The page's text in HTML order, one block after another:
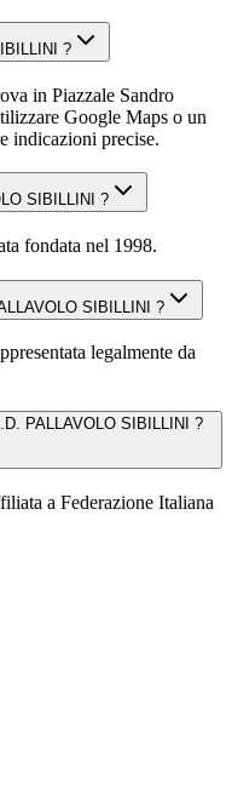
?
in Piazzale Sandro
Google Maps o un
indicazioni precise.
SIBILLINI ?
fondata nel 1998.
SIBILLINI ?
legalmente da
PALLAVOLO SIBILLINI ?
a Federazione Italiana